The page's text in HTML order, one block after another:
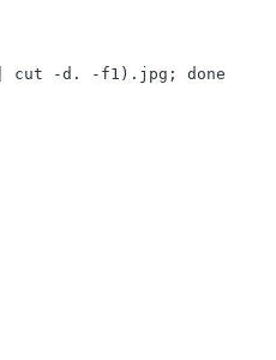
cut -d. -f1).jpg; done